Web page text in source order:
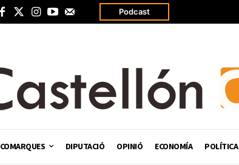
Podcast
COMARQUES DIPUTACIÓ OPINIÓ ECONOMÍA POLÍTICA